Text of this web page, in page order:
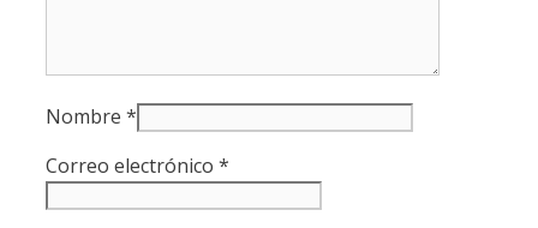
Nombre *
Correo electrónico *